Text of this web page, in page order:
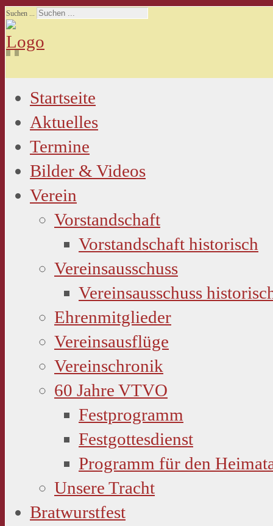
Suchen ...
Startseite
Aktuelles
Termine
Bilder & Videos
Verein
Vorstandschaft
Vorstandschaft historisch
Vereinsausschuss
Vereinsausschuss
Ehrenmitglieder
Vereinsausflüge
Vereinschronik
60 Jahre VTVO
Festprogramm
Festgottesdienst
Programm für den
Unsere Tracht
Bratwurstfest